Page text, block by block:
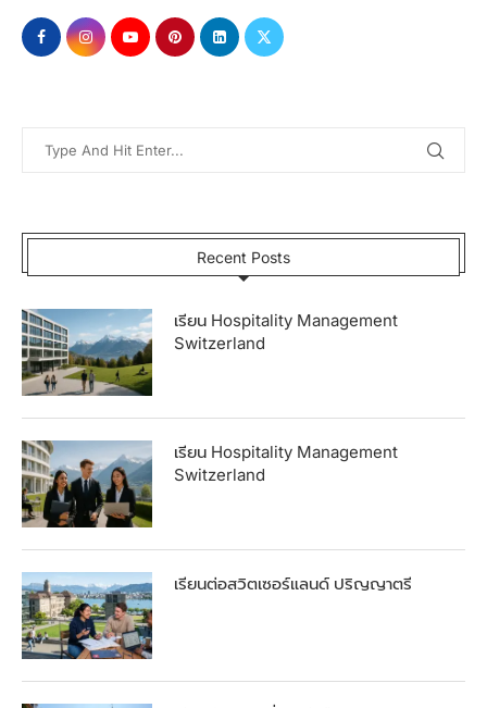
Recent Posts
เรียน Hospitality Management
Switzerland
เรียน Hospitality Management
Switzerland
เรียนต่อสวิตเซอร์แลนด์ ปริญญาตรี